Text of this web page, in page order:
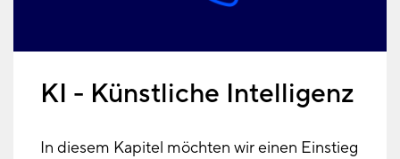
KI - Künstliche Intelligenz
In diesem Kapitel möchten wir einen Einstieg